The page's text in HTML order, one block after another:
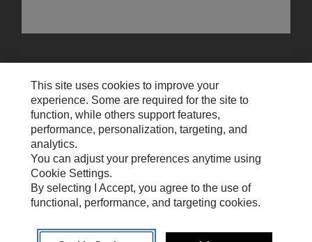
Contáctenos
Preferencias De Correo Electrónico
Cookie Settings
Avisos Legales
Privacidad
Español© 2026 Solar Turbines Incorporated
This site uses cookies to improve your
experience. Some are required for the site to
function, while others support features,
performance, personalization, targeting, and
analytics.
You can adjust your preferences anytime using
Cookie Settings.
By selecting I Accept, you agree to the use of
functional, performance, and targeting cookies.